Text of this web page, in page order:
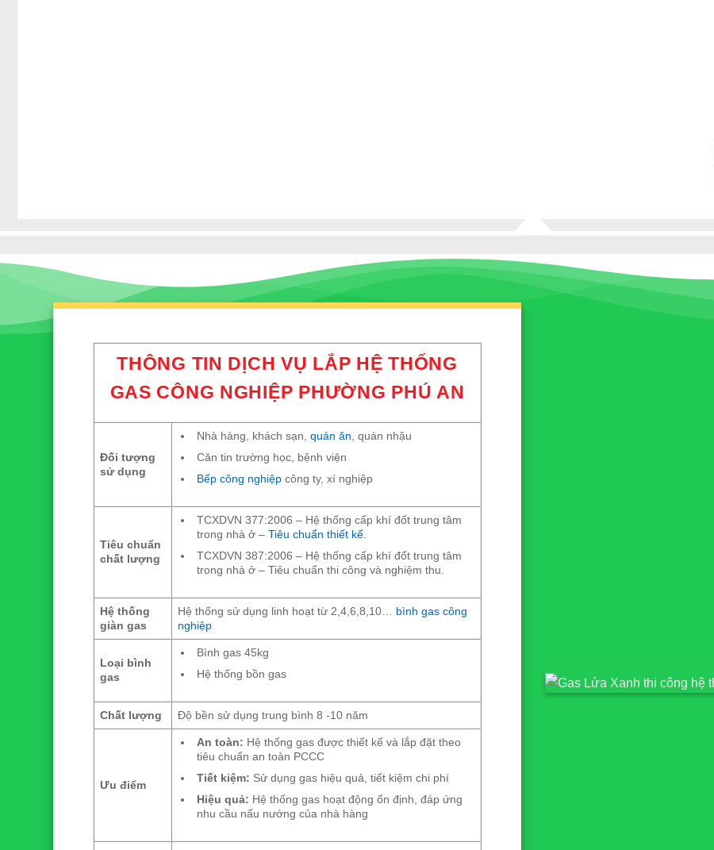
THÔNG TIN DỊCH VỤ LẮP HỆ THỐNG
GAS CÔNG NGHIỆP PHƯỜNG PHÚ AN
Đối tượng
sử dụng
Nhà hàng, khách sạn, quán ăn, quán nhậu
Căn tin trường học, bệnh viện
Bếp công nghiệpcông ty, xí nghiệp
Tiêu chuẩn
chất lượng
TCXDVN 377:2006 – Hệ thống cấp khí đốt trung tâm
trong nhà ở – Tiêu chuẩn thiết kế.
TCXDVN 387:2006 – Hệ thống cấp khí đốt trung tâm
trong nhà ở – Tiêu chuẩn thi công và nghiệm thu.
Hệ thống
giàn gas
Hệ thống sử dụng linh hoạt từ 2,4,6,8,10… bình gas công
nghiệp
Loại bình
gas
Bình gas 45kg
Hệ thống bồn gas
Chất lượng Độ bền sử dụng trung bình 8 -10 năm
Ưu điểm
An toàn: Hệ thống gas được thiết kế và lắp đặt theo
tiêu chuẩn an toàn PCCC
Tiết kiệm: Sử dụng gas hiệu quả, tiết kiệm chi phí
Hiệu quả: Hệ thống gas hoạt động ổn định, đáp ứng
nhu cầu nấu nướng của nhà hàng